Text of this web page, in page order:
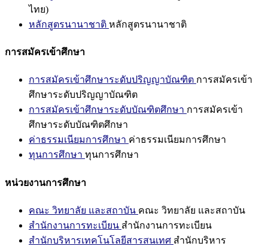
ไทย)
หลักสูตรนานาชาติ หลักสูตรนานาชาติ
การสมัครเข้าศึกษา
การสมัครเข้าศึกษาระดับปริญญาบัณฑิต การสมัครเข้า
ศึกษาระดับปริญญาบัณฑิต
การสมัครเข้าศึกษาระดับบัณฑิตศึกษา การสมัครเข้า
ศึกษาระดับบัณฑิตศึกษา
ค่าธรรมเนียมการศึกษา ค่าธรรมเนียมการศึกษา
ทุนการศึกษา ทุนการศึกษา
หน่วยงานการศึกษา
คณะ วิทยาลัย และสถาบัน คณะ วิทยาลัย และสถาบัน
สำนักงานการทะเบียน สำนักงานการทะเบียน
สำนักบริหารเทคโนโลยีสารสนเทศ สำนักบริหาร